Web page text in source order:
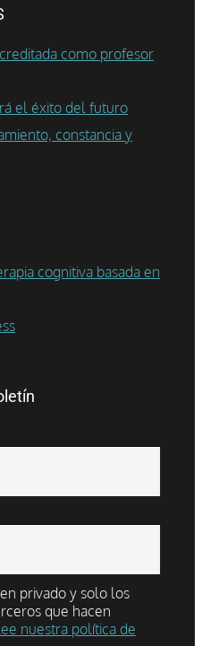
como profesor
el éxito del futuro
constancia y
cognitiva basada en
privado y solo los
que hacen
nuestra política de